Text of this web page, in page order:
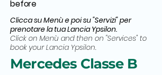
before
Clicca su Menù e poi su "Servizi" per
prenotare la tua Lancia Ypsilon.
Click on Menù and then on "Services" to
book your Lancia Ypsilon.
Mercedes Classe B